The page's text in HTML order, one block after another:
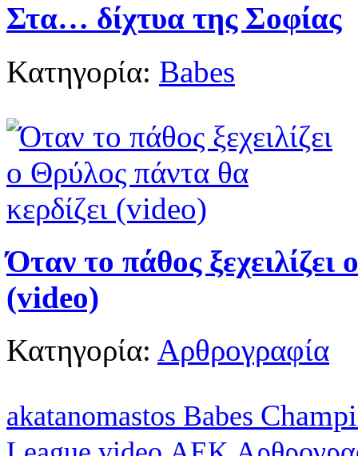
Στα… δίχτυα της Σοφίας
Κατηγορία: Babes
Όταν το πάθος
(video)
Κατηγορία: Αρθρογραφία
akatanomastos Babes